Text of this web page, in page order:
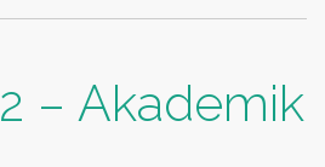
– Akademik